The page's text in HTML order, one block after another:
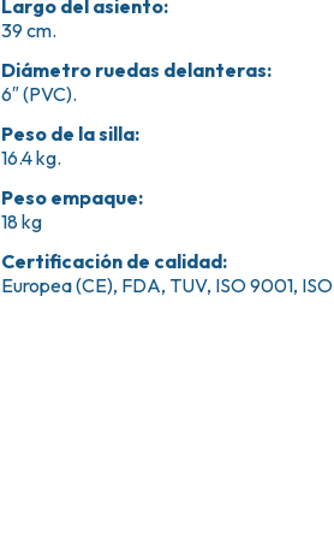
Largo del asiento:
39 cm.
Diámetro ruedas delanteras:
6″ (PVC).
Peso de la silla:
16.4 kg.
Peso empaque:
18 kg
Certificación de calidad:
Europea (CE), FDA, TUV, ISO 9001,